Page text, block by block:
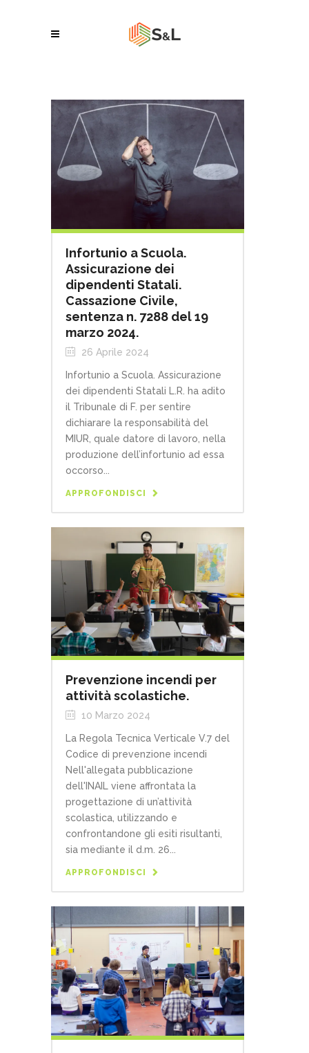
Infortunio a Scuola.
Assicurazione dei
dipendenti Statali.
Cassazione Civile,
sentenza n. 7288 del 19
marzo 2024.
26 Aprile 2024
Infortunio a Scuola. Assicurazione
dei dipendenti Statali L.R. ha adito
il Tribunale di F. per sentire
dichiarare la responsabilità del
MIUR, quale datore di lavoro, nella
produzione dell’infortunio ad essa
occorso...
APPROFONDISCI
Prevenzione incendi per
attività scolastiche.
10 Marzo 2024
La Regola Tecnica Verticale V.7 del
Codice di prevenzione incendi
Nell'allegata pubblicazione
dell'INAIL viene affrontata la
progettazione di un’attività
scolastica, utilizzando e
confrontandone gli esiti risultanti,
sia mediante il d.m. 26...
APPROFONDISCI